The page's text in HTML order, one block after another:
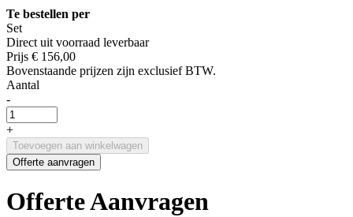
Te bestellen per
Set
Direct uit voorraad leverbaar
Prijs € 156,00
Bovenstaande prijzen zijn exclusief BTW.
Aantal
-
+
Toevoegen aan winkelwagen
Offerte aanvragen
Offerte Aanvragen